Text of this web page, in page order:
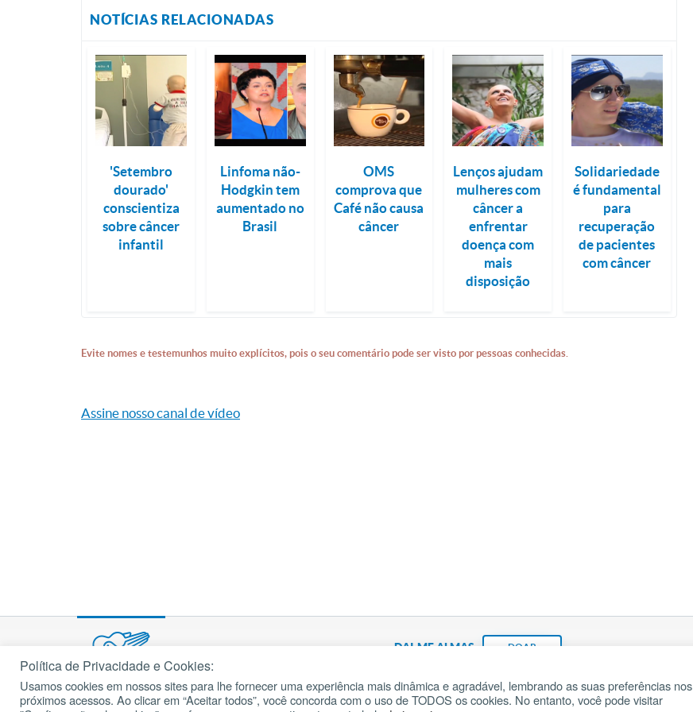
NOTÍCIAS RELACIONADAS
'Setembro
dourado'
conscientiza
sobre câncer
infantil
Linfoma não-
Hodgkin tem
aumentado no
Brasil
OMS
comprova que
Café não causa
câncer
Lenços ajudam
mulheres com
câncer a
enfrentar
doença com
mais
disposição
Solidariedade
é fundamental
para
recuperação
de pacientes
com câncer
Evite nomes e testemunhos muito explícitos, pois o seu comentário pode ser visto por pessoas conhecidas.
Assine nosso canal de vídeo
DAI-ME ALMAS DOAR
Fundação João Paulo II Pedido de Oração
cancaonova.com© 2002 – 2026
Todos os direitos reservados.
Política de Privacidade e Cookies:
Usamos cookies em nossos sites para lhe fornecer uma experiência mais dinâmica e agradável, lembrando as suas preferências nos
próximos acessos. Ao clicar em “Aceitar todos”, você concorda com o uso de TODOS os cookies. No entanto, você pode visitar